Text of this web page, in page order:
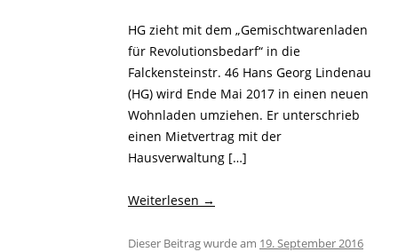
HG zieht mit dem „Gemischtwarenladen
für Revolutionsbedarf“ in die
Falckensteinstr. 46 Hans Georg Lindenau
(HG) wird Ende Mai 2017 in einen neuen
Wohnladen umziehen. Er unterschrieb
einen Mietvertrag mit der
Hausverwaltung […]
Weiterlesen →
Dieser Beitrag wurde am 19. September 2016